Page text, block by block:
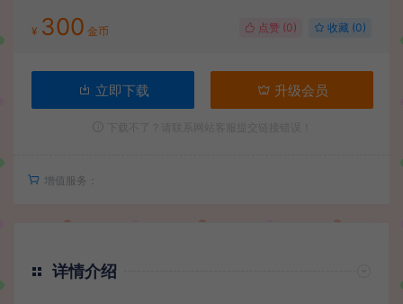
¥ 300 金币 点赞 (0) 收藏 (0)
立即下载 升级会员
增值服务：
详情介绍